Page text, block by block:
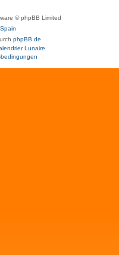
© phpBB Limited
phpBB.de
Lunaire.